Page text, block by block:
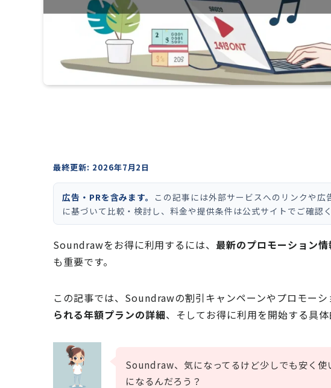
最終更新: 2026年7月2日
広告・PRを含みます。 この記事には外部サービスへのリンクや
に基づいて比較・検討し、料金や提供条件は公式サイトでご確認く
Soundrawをお得に利用するには、 最新のプロモーション
も重要です。
この記事では、Soundrawの割引キャンペーンやプロモーシ
られる年額プランの詳細、そしてお得に利用を開始する具
Soundraw、気になってるけど少しでも安く
になるんだろう？